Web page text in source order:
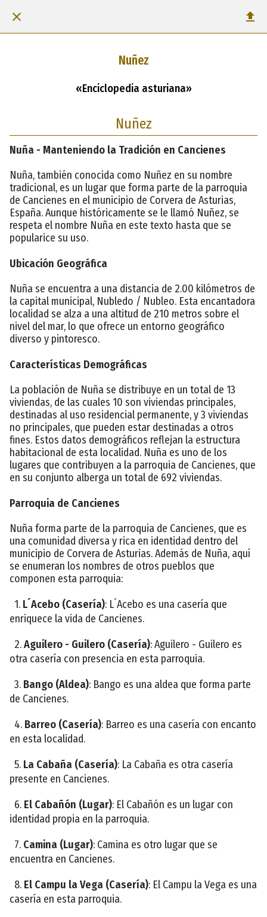
Nuñez
«Enciclopedia asturiana»
Nuñez
Nuña - Manteniendo la Tradición en Cancienes
Nuña, también conocida como Nuñez en su nombre
tradicional, es un lugar que forma parte de la parroquia
de Cancienes en el municipio de Corvera de Asturias,
España. Aunque históricamente se le llamó Nuñez, se
respeta el nombre Nuña en este texto hasta que se
popularice su uso.
Ubicación Geográfica
Nuña se encuentra a una distancia de 2.00 kilómetros de
la capital municipal, Nubledo / Nubleo. Esta encantadora
localidad se alza a una altitud de 210 metros sobre el
nivel del mar, lo que ofrece un entorno geográfico
diverso y pintoresco.
Características Demográficas
La población de Nuña se distribuye en un total de 13
viviendas, de las cuales 10 son viviendas principales,
destinadas al uso residencial permanente, y 3 viviendas
no principales, que pueden estar destinadas a otros
fines. Estos datos demográficos reflejan la estructura
habitacional de esta localidad. Nuña es uno de los
lugares que contribuyen a la parroquia de Cancienes, que
en su conjunto alberga un total de 692 viviendas.
Parroquia de Cancienes
Nuña forma parte de la parroquia de Cancienes, que es
una comunidad diversa y rica en identidad dentro del
municipio de Corvera de Asturias. Además de Nuña, aquí
se enumeran los nombres de otros pueblos que
componen esta parroquia:
1. L´Acebo (Casería): L´Acebo es una casería que
enriquece la vida de Cancienes.
2.Aguilero - Guilero (Casería): Aguilero - Guilero es
otra casería con presencia en esta parroquia.
3. Bango (Aldea): Bango es una aldea que forma parte
de Cancienes.
4. Barreo (Casería): Barreo es una casería con encanto
en esta localidad.
5. La Cabaña (Casería): La Cabaña es otra casería
presente en Cancienes.
6. El Cabañón (Lugar): El Cabañón es un lugar con
identidad propia en la parroquia.
7. Camina (Lugar): Camina es otro lugar que se
encuentra en Cancienes.
8. El Campu la Vega (Casería): El Campu la Vega es una
casería en esta parroquia.